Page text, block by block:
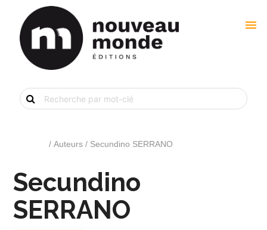
menu
Recherche
de
livre
/ Auteurs / Secundino SERRANO
Secundino
SERRANO